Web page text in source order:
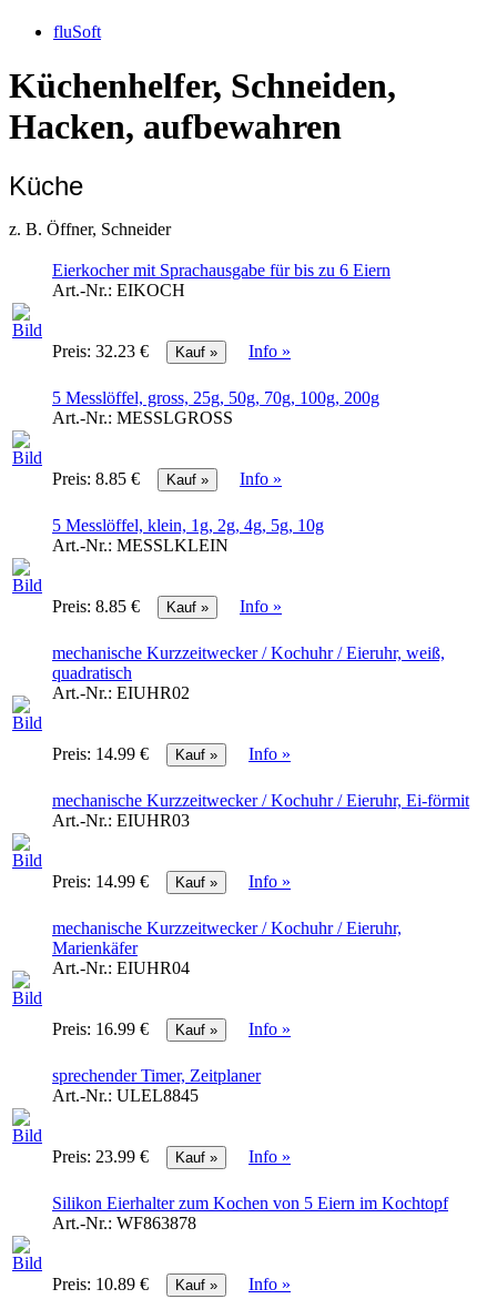
fluSoft
Küchenhelfer, Schneiden,
Hacken, aufbewahren
Küche
z. B. Öffner, Schneider
Eierkocher mit Sprachausgabe für bis zu 6 Eiern
Art.-Nr.: EIKOCH
Preis: 32.23 € Info »
5 Messlöffel, gross, 25g, 50g, 70g, 100g, 200g
Art.-Nr.: MESSLGROSS
Preis: 8.85 € Info »
5 Messlöffel, klein, 1g, 2g, 4g, 5g, 10g
Art.-Nr.: MESSLKLEIN
Preis: 8.85 € Info »
mechanische Kurzzeitwecker / Kochuhr / Eieruhr, weiß,
quadratisch
Art.-Nr.: EIUHR02
Preis: 14.99 € Info »
mechanische Kurzzeitwecker / Kochuhr / Eieruhr, Ei-förmit
Art.-Nr.: EIUHR03
Preis: 14.99 € Info »
mechanische Kurzzeitwecker / Kochuhr / Eieruhr,
Marienkäfer
Art.-Nr.: EIUHR04
Preis: 16.99 € Info »
sprechender Timer, Zeitplaner
Art.-Nr.: ULEL8845
Preis: 23.99 € Info »
Silikon Eierhalter zum Kochen von 5 Eiern im Kochtopf
Art.-Nr.: WF863878
Preis: 10.89 € Info »